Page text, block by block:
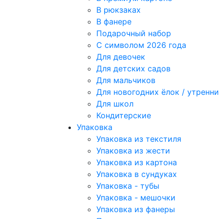
В рюкзаках
В фанере
Подарочный набор
С символом 2026 года
Для девочек
Для детских садов
Для мальчиков
Для новогодних ёлок /
Для школ
Кондитерские
Упаковка
Упаковка из текстиля
Упаковка из жести
Упаковка из картона
Упаковка в сундуках
Упаковка - тубы
Упаковка - мешочки
Упаковка из фанеры